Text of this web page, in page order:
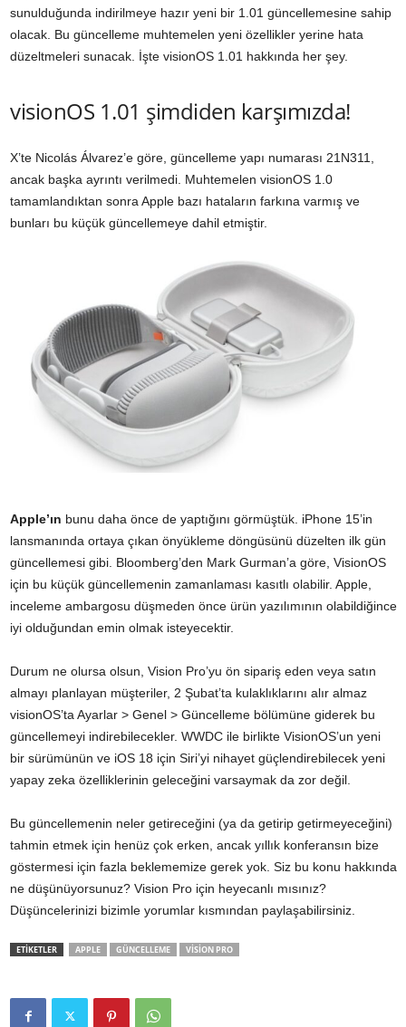
sunulduğunda indirilmeye hazır yeni bir 1.01 güncellemesine sahip
olacak. Bu güncelleme muhtemelen yeni özellikler yerine hata
düzeltmeleri sunacak. İşte visionOS 1.01 hakkında her şey.
visionOS 1.01 şimdiden karşımızda!
X’te Nicolás Álvarez’e göre, güncelleme yapı numarası 21N311,
ancak başka ayrıntı verilmedi. Muhtemelen visionOS 1.0
tamamlandıktan sonra Apple bazı hataların farkına varmış ve
bunları bu küçük güncellemeye dahil etmiştir.
Apple’ın bunu daha önce de yaptığını görmüştük. iPhone 15’in
lansmanında ortaya çıkan önyükleme döngüsünü düzelten ilk gün
güncellemesi gibi. Bloomberg’den Mark Gurman’a göre, VisionOS
için bu küçük güncellemenin zamanlaması kasıtlı olabilir. Apple,
inceleme ambargosu düşmeden önce ürün yazılımının olabildiğince
iyi olduğundan emin olmak isteyecektir.
Durum ne olursa olsun, Vision Pro’yu ön sipariş eden veya satın
almayı planlayan müşteriler, 2 Şubat’ta kulaklıklarını alır almaz
visionOS’ta Ayarlar > Genel > Güncelleme bölümüne giderek bu
güncellemeyi indirebilecekler. WWDC ile birlikte VisionOS’un yeni
bir sürümünün ve iOS 18 için Siri’yi nihayet güçlendirebilecek yeni
yapay zeka özelliklerinin geleceğini varsaymak da zor değil.
Bu güncellemenin neler getireceğini (ya da getirip getirmeyeceğini)
tahmin etmek için henüz çok erken, ancak yıllık konferansın bize
göstermesi için fazla beklememize gerek yok. Siz bu konu hakkında
ne düşünüyorsunuz? Vision Pro için heyecanlı mısınız?
Düşüncelerinizi bizimle yorumlar kısmından paylaşabilirsiniz.
ETİKETLER APPLE GÜNCELLEME VISION PRO